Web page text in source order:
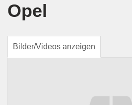
Opel
Bilder/Videos anzeigen